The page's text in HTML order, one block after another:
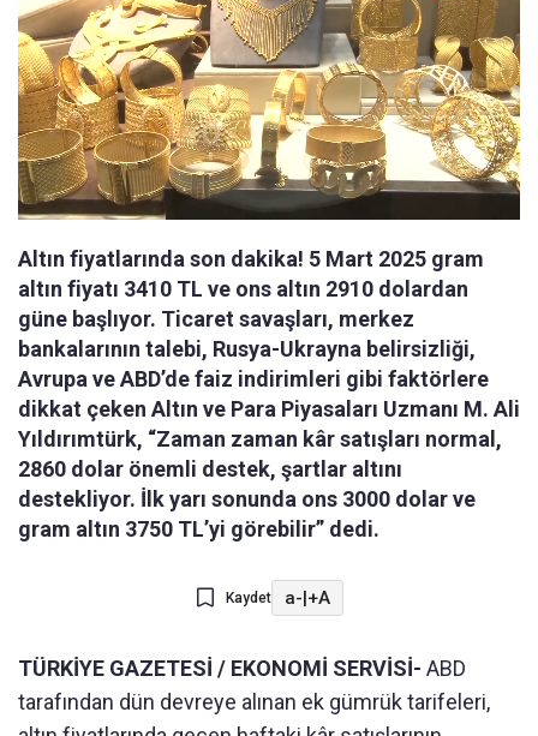
Altın fiyatlarında son dakika! 5 Mart 2025 gram
altın fiyatı 3410 TL ve ons altın 2910 dolardan
güne başlıyor. Ticaret savaşları, merkez
bankalarının talebi, Rusya-Ukrayna belirsizliği,
Avrupa ve ABD’de faiz indirimleri gibi faktörlere
dikkat çeken Altın ve Para Piyasaları Uzmanı M. Ali
Yıldırımtürk, “Zaman zaman kâr satışları normal,
2860 dolar önemli destek, şartlar altını
destekliyor. İlk yarı sonunda ons 3000 dolar ve
gram altın 3750 TL’yi görebilir” dedi.
Kaydet a-|+A
TÜRKİYE GAZETESİ / EKONOMİ SERVİSİ- ABD
tarafından dün devreye alınan ek gümrük tarifeleri,